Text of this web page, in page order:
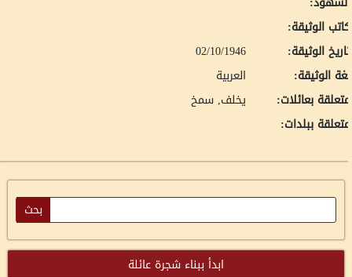
الوثيقة:
الوثيقة:
02/10/1946
الوثيقة:
العربية
بعائلات:
يخلف, سمخ
ببلدات:
ابدأ ببناء شجرة عائلة